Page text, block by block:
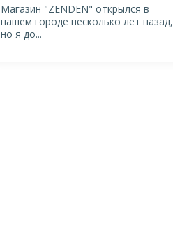
Магазин "ZENDEN" открылся в
нашем городе несколько лет назад,
но я до...